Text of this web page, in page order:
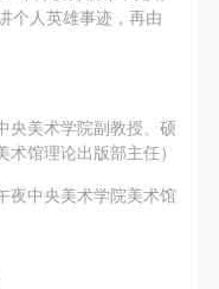
个人英雄事迹，再由
央美术学院副教授、硕
馆理论出版部主任）
夜中央美术学院美术馆